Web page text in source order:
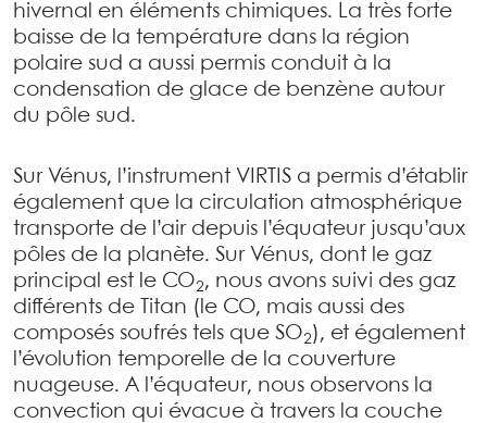
hivernal en éléments chimiques. La très forte
baisse de la température dans la région
polaire sud a aussi permis conduit à la
condensation de glace de benzène autour
du pôle sud.
Sur Vénus, l’instrument VIRTIS a permis d’établir
également que la circulation atmosphérique
transporte de l’air depuis l’équateur jusqu’aux
pôles de la planète. Sur Vénus, dont le gaz
principal est le CO2, nous avons suivi des gaz
différents de Titan (le CO, mais aussi des
composés soufrés tels que SO2 ), et également
l’évolution temporelle de la couverture
nuageuse. A l’équateur, nous observons la
convection qui évacue à travers la couche